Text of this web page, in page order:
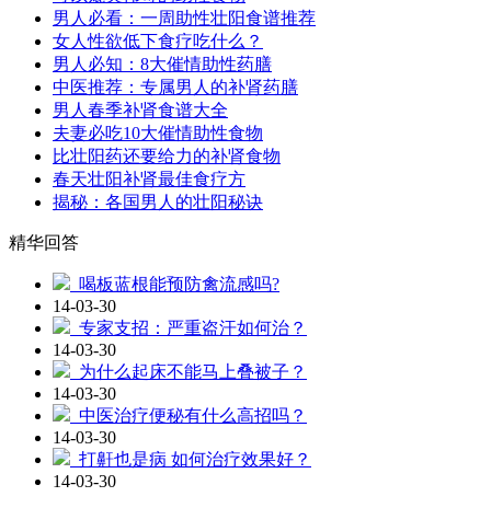
男人必看：一周助性壮阳食谱推荐
女人性欲低下食疗吃什么？
男人必知：8大催情助性药膳
中医推荐：专属男人的补肾药膳
男人春季补肾食谱大全
夫妻必吃10大催情助性食物
比壮阳药还要给力的补肾食物
春天壮阳补肾最佳食疗方
揭秘：各国男人的壮阳秘诀
精华回答
喝板蓝根能预防禽流感吗?
14-03-30
专家支招：严重盗汗如何治？
14-03-30
为什么起床不能马上叠被子？
14-03-30
中医治疗便秘有什么高招吗？
14-03-30
打鼾也是病 如何治疗效果好？
14-03-30